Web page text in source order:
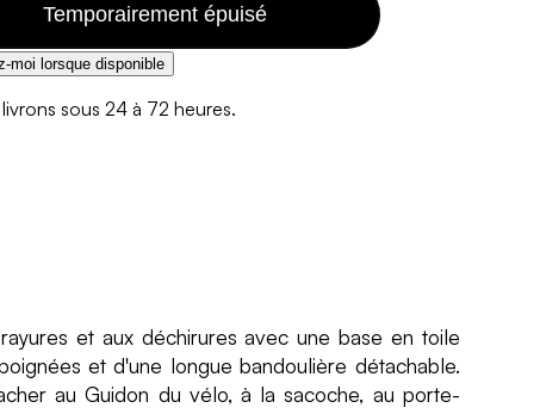
Temporairement épuisé
moi lorsque disponible
sous 24 à 72 heures.
et aux déchirures avec une base en toile
et d'une longue bandoulière détachable.
au Guidon du vélo, à la sacoche, au porte-